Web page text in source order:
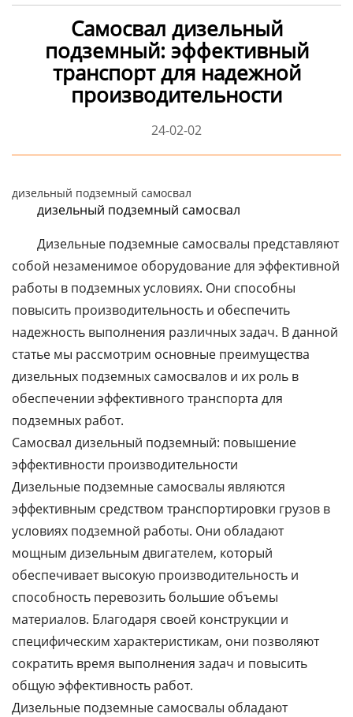
Самосвал дизельный
подземный: эффективный
транспорт для надежной
производительности
24-02-02
дизельный подземный самосвал
дизельный подземный самосвал
Дизельные подземные самосвалы представляют
собой незаменимое оборудование для эффективной
работы в подземных условиях. Они способны
повысить производительность и обеспечить
надежность выполнения различных задач. В данной
статье мы рассмотрим основные преимущества
дизельных подземных самосвалов и их роль в
обеспечении эффективного транспорта для
подземных работ.
Самосвал дизельный подземный: повышение
эффективности производительности
Дизельные подземные самосвалы являются
эффективным средством транспортировки грузов в
условиях подземной работы. Они обладают
мощным дизельным двигателем, который
обеспечивает высокую производительность и
способность перевозить большие объемы
материалов. Благодаря своей конструкции и
специфическим характеристикам, они позволяют
сократить время выполнения задач и повысить
общую эффективность работ.
Дизельные подземные самосвалы обладают